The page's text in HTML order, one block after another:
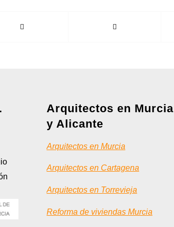
Arquitectos en Murcia
y Alicante
Arquitectos en Murcia
Arquitectos en Cartagena
Arquitectos en Torrevieja
Reforma de viviendas Murcia